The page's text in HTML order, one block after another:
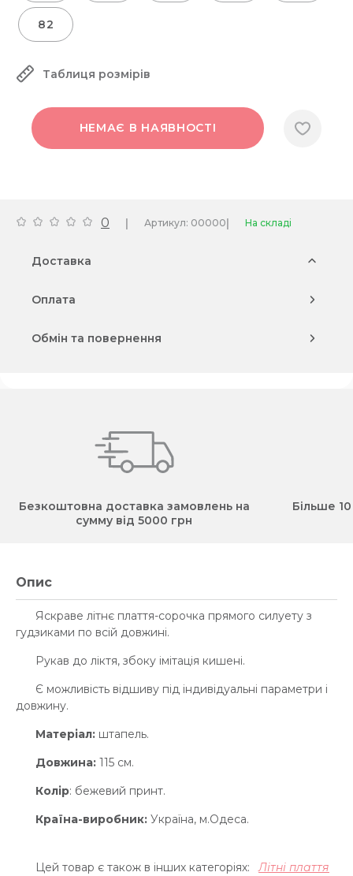
82
Таблиця розмірів
НЕМАЄ В НАЯВНОСТІ
0 | Артикул: 00000| На складі
Доставка
Оплата
Обмін та повернення
Безкоштовна доставка замовлень на
сумму від 5000 грн
Більше
Опис
Яскраве літнє плаття-сорочка прямого силуету з
гудзиками по всій довжині.
Рукав до ліктя, збоку імітація кишені.
Є можливість відшиву під індивідуальні параметри і
довжину.
Матеріал: штапель.
Довжина: 115 см.
Колір: бежевий принт.
Країна-виробник: Україна, м.Одеса.
Цей товар є також в інших категоріях:
Літні плаття